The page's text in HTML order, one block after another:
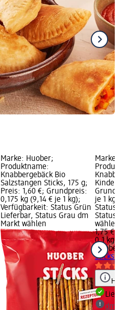
Marke: Huober;
Produktname:
Knabbergebäck Bio
Salzstangen Sticks, 175 g;
Preis: 1,60 €; Grundpreis:
0,175 kg (9,14 € je 1 kg);
Verfügbarkeit: Status Grün
Lieferbar, Status Grau dm
Markt wählen
Marke:
Kinder,
je 1 kg);
Status
Status
wählen
1,75 €
0,1 kg
Huober
Sticks
dm